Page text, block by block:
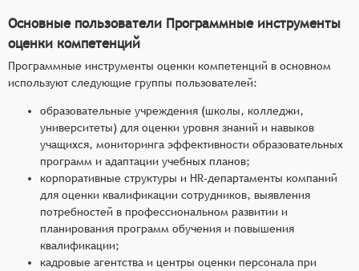
Основные пользователи Программные инструменты
оценки компетенций
Программные инструменты оценки компетенций в основном
используют следующие группы пользователей:
образовательные учреждения (школы, колледжи,
университеты) для оценки уровня знаний и навыков
учащихся, мониторинга эффективности образовательных
программ и адаптации учебных планов;
корпоративные структуры и HR-департаменты компаний
для оценки квалификации сотрудников, выявления
потребностей в профессиональном развитии и
планирования программ обучения и повышения
квалификации;
кадровые агентства и центры оценки персонала при